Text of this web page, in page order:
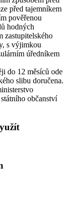
před tajemníkem
pověřenou
hodných
zastupitelského
s výjimkou
úředníkem
do 12 měsíců ode
slibu doručena.
občanství